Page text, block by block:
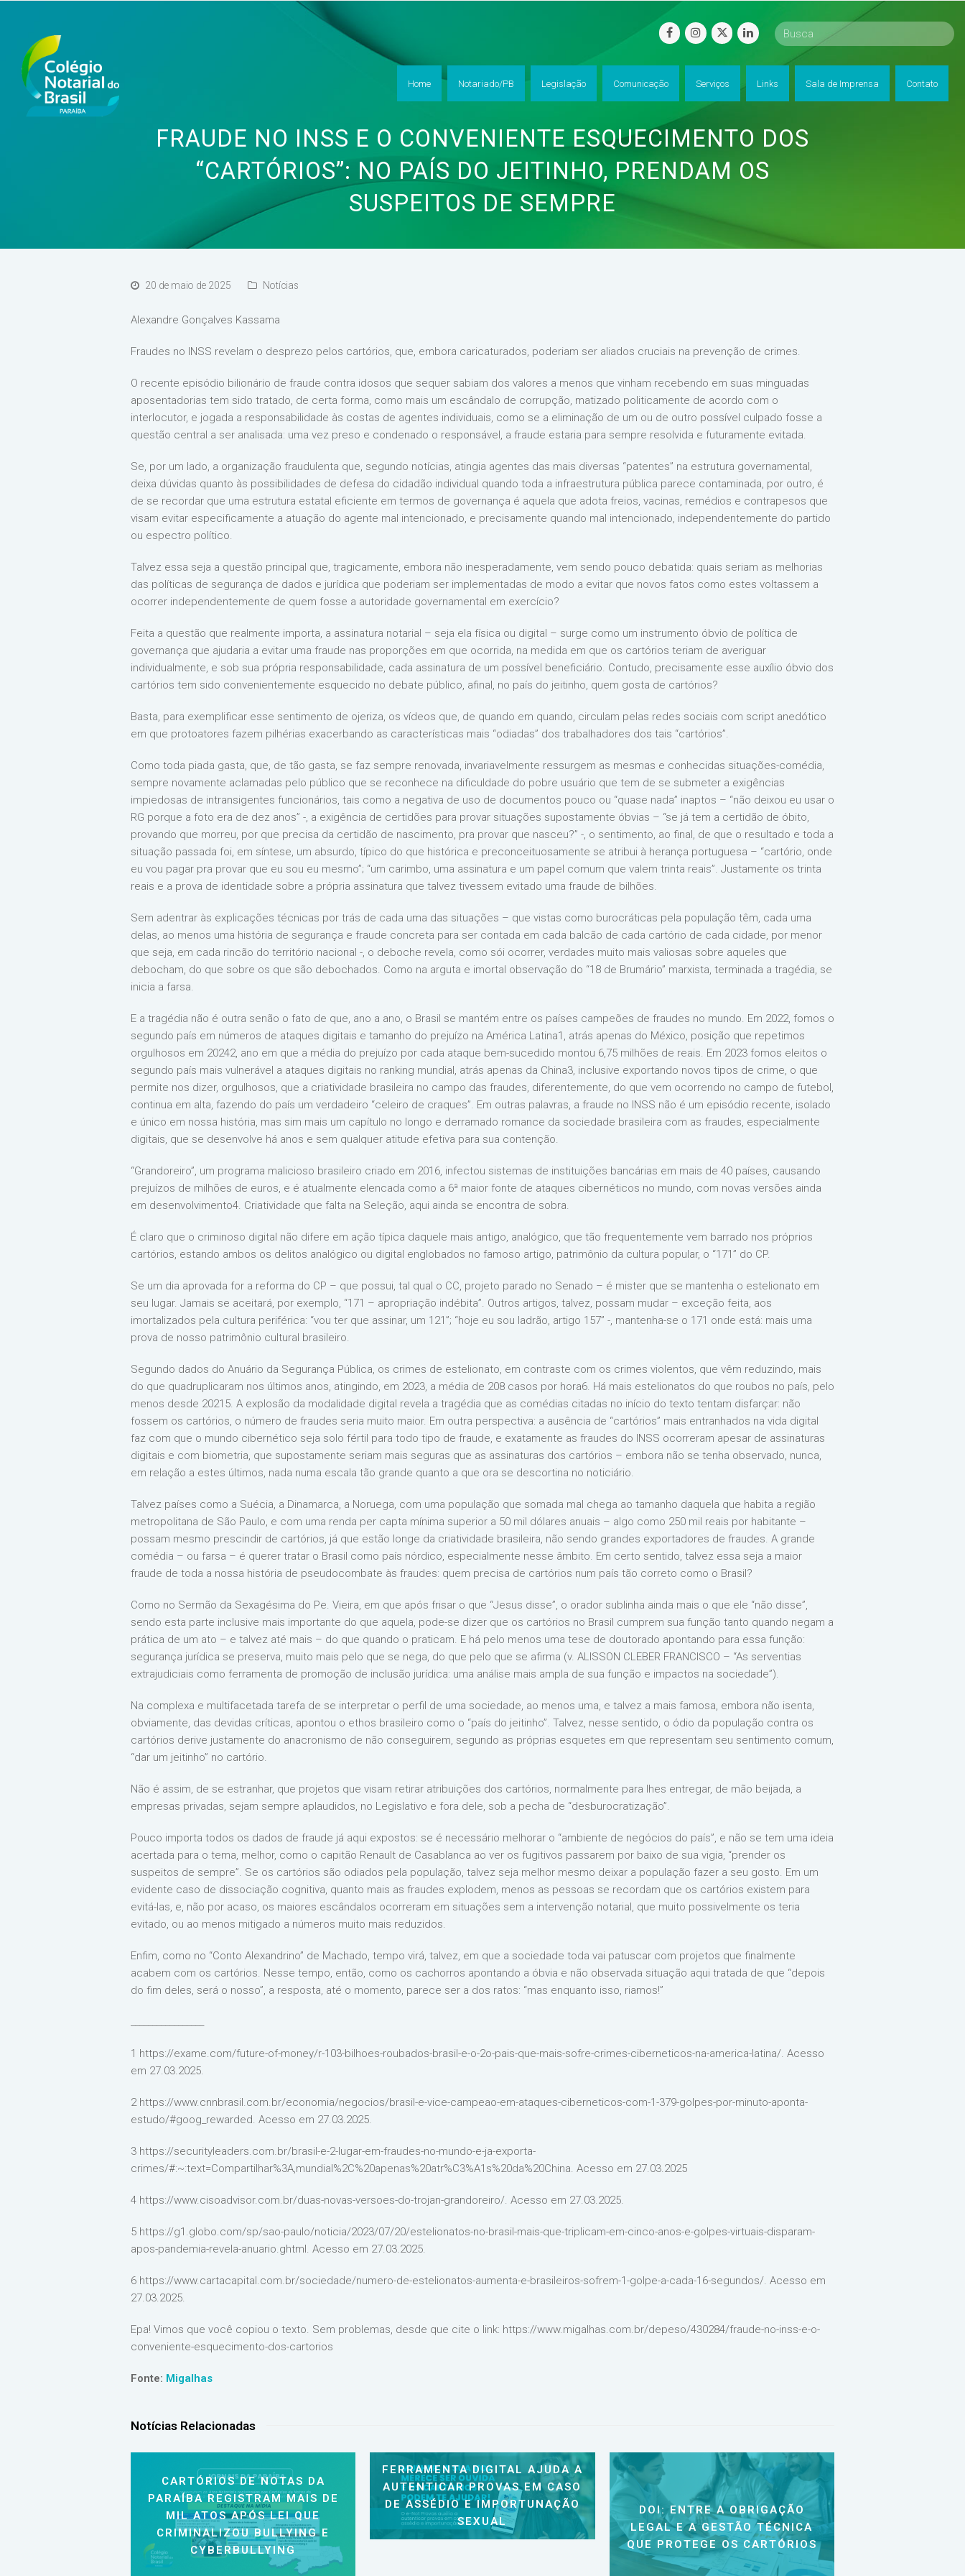
facebookinstagram
twitterlinkedin
Home Notariado/PB Legislação Comunicação Serviços Links Sala de Imprensa Contato
FRAUDE NO INSS E O CONVENIENTE ESQUECIMENTO DOS
“CARTÓRIOS”: NO PAÍS DO JEITINHO, PRENDAM OS
SUSPEITOS DE SEMPRE
20 de maio de 2025 Notícias
Alexandre Gonçalves Kassama
Fraudes no INSS revelam o desprezo pelos cartórios, que, embora caricaturados, poderiam ser aliados cruciais na prevenção de crimes.
O recente episódio bilionário de fraude contra idosos que sequer sabiam dos valores a menos que vinham recebendo em suas minguadas
aposentadorias tem sido tratado, de certa forma, como mais um escândalo de corrupção, matizado politicamente de acordo com o
interlocutor, e jogada a responsabilidade às costas de agentes individuais, como se a eliminação de um ou de outro possível culpado fosse a
questão central a ser analisada: uma vez preso e condenado o responsável, a fraude estaria para sempre resolvida e futuramente evitada.
Se, por um lado, a organização fraudulenta que, segundo notícias, atingia agentes das mais diversas “patentes” na estrutura governamental,
deixa dúvidas quanto às possibilidades de defesa do cidadão individual quando toda a infraestrutura pública parece contaminada, por outro, é
de se recordar que uma estrutura estatal eficiente em termos de governança é aquela que adota freios, vacinas, remédios e contrapesos que
visam evitar especificamente a atuação do agente mal intencionado, e precisamente quando mal intencionado, independentemente do partido
ou espectro político.
Talvez essa seja a questão principal que, tragicamente, embora não inesperadamente, vem sendo pouco debatida: quais seriam as melhorias
das políticas de segurança de dados e jurídica que poderiam ser implementadas de modo a evitar que novos fatos como estes voltassem a
ocorrer independentemente de quem fosse a autoridade governamental em exercício?
Feita a questão que realmente importa, a assinatura notarial – seja ela física ou digital – surge como um instrumento óbvio de política de
governança que ajudaria a evitar uma fraude nas proporções em que ocorrida, na medida em que os cartórios teriam de averiguar
individualmente, e sob sua própria responsabilidade, cada assinatura de um possível beneficiário. Contudo, precisamente esse auxílio óbvio dos
cartórios tem sido convenientemente esquecido no debate público, afinal, no país do jeitinho, quem gosta de cartórios?
Basta, para exemplificar esse sentimento de ojeriza, os vídeos que, de quando em quando, circulam pelas redes sociais com script anedótico
em que protoatores fazem pilhérias exacerbando as características mais “odiadas” dos trabalhadores dos tais “cartórios”.
Como toda piada gasta, que, de tão gasta, se faz sempre renovada, invariavelmente ressurgem as mesmas e conhecidas situações-comédia,
sempre novamente aclamadas pelo público que se reconhece na dificuldade do pobre usuário que tem de se submeter a exigências
impiedosas de intransigentes funcionários, tais como a negativa de uso de documentos pouco ou “quase nada” inaptos – “não deixou eu usar o
RG porque a foto era de dez anos” -, a exigência de certidões para provar situações supostamente óbvias – “se já tem a certidão de óbito,
provando que morreu, por que precisa da certidão de nascimento, pra provar que nasceu?” -, o sentimento, ao final, de que o resultado e toda a
situação passada foi, em síntese, um absurdo, típico do que histórica e preconceituosamente se atribui à herança portuguesa – “cartório, onde
eu vou pagar pra provar que eu sou eu mesmo”; “um carimbo, uma assinatura e um papel comum que valem trinta reais”. Justamente os trinta
reais e a prova de identidade sobre a própria assinatura que talvez tivessem evitado uma fraude de bilhões.
Sem adentrar às explicações técnicas por trás de cada uma das situações – que vistas como burocráticas pela população têm, cada uma
delas, ao menos uma história de segurança e fraude concreta para ser contada em cada balcão de cada cartório de cada cidade, por menor
que seja, em cada rincão do território nacional -, o deboche revela, como sói ocorrer, verdades muito mais valiosas sobre aqueles que
debocham, do que sobre os que são debochados. Como na arguta e imortal observação do “18 de Brumário” marxista, terminada a tragédia, se
inicia a farsa.
E a tragédia não é outra senão o fato de que, ano a ano, o Brasil se mantém entre os países campeões de fraudes no mundo. Em 2022, fomos o
segundo país em números de ataques digitais e tamanho do prejuízo na América Latina1, atrás apenas do México, posição que repetimos
orgulhosos em 20242, ano em que a média do prejuízo por cada ataque bem-sucedido montou 6,75 milhões de reais. Em 2023 fomos eleitos o
segundo país mais vulnerável a ataques digitais no ranking mundial, atrás apenas da China3, inclusive exportando novos tipos de crime, o que
permite nos dizer, orgulhosos, que a criatividade brasileira no campo das fraudes, diferentemente, do que vem ocorrendo no campo de futebol,
continua em alta, fazendo do país um verdadeiro “celeiro de craques”. Em outras palavras, a fraude no INSS não é um episódio recente, isolado
e único em nossa história, mas sim mais um capítulo no longo e derramado romance da sociedade brasileira com as fraudes, especialmente
digitais, que se desenvolve há anos e sem qualquer atitude efetiva para sua contenção.
“Grandoreiro”, um programa malicioso brasileiro criado em 2016, infectou sistemas de instituições bancárias em mais de 40 países, causando
prejuízos de milhões de euros, e é atualmente elencada como a 6ª maior fonte de ataques cibernéticos no mundo, com novas versões ainda
em desenvolvimento4. Criatividade que falta na Seleção, aqui ainda se encontra de sobra.
É claro que o criminoso digital não difere em ação típica daquele mais antigo, analógico, que tão frequentemente vem barrado nos próprios
cartórios, estando ambos os delitos analógico ou digital englobados no famoso artigo, patrimônio da cultura popular, o “171” do CP.
Se um dia aprovada for a reforma do CP – que possui, tal qual o CC, projeto parado no Senado – é mister que se mantenha o estelionato em
seu lugar. Jamais se aceitará, por exemplo, “171 – apropriação indébita”. Outros artigos, talvez, possam mudar – exceção feita, aos
imortalizados pela cultura periférica: “vou ter que assinar, um 121”; “hoje eu sou ladrão, artigo 157” -, mantenha-se o 171 onde está: mais uma
prova de nosso patrimônio cultural brasileiro.
Segundo dados do Anuário da Segurança Pública, os crimes de estelionato, em contraste com os crimes violentos, que vêm reduzindo, mais
do que quadruplicaram nos últimos anos, atingindo, em 2023, a média de 208 casos por hora6. Há mais estelionatos do que roubos no país, pelo
menos desde 20215. A explosão da modalidade digital revela a tragédia que as comédias citadas no início do texto tentam disfarçar: não
fossem os cartórios, o número de fraudes seria muito maior. Em outra perspectiva: a ausência de “cartórios” mais entranhados na vida digital
faz com que o mundo cibernético seja solo fértil para todo tipo de fraude, e exatamente as fraudes do INSS ocorreram apesar de assinaturas
digitais e com biometria, que supostamente seriam mais seguras que as assinaturas dos cartórios – embora não se tenha observado, nunca,
em relação a estes últimos, nada numa escala tão grande quanto a que ora se descortina no noticiário.
Talvez países como a Suécia, a Dinamarca, a Noruega, com uma população que somada mal chega ao tamanho daquela que habita a região
metropolitana de São Paulo, e com uma renda per capta mínima superior a 50 mil dólares anuais – algo como 250 mil reais por habitante –
possam mesmo prescindir de cartórios, já que estão longe da criatividade brasileira, não sendo grandes exportadores de fraudes. A grande
comédia – ou farsa – é querer tratar o Brasil como país nórdico, especialmente nesse âmbito. Em certo sentido, talvez essa seja a maior
fraude de toda a nossa história de pseudocombate às fraudes: quem precisa de cartórios num país tão correto como o Brasil?
Como no Sermão da Sexagésima do Pe. Vieira, em que após frisar o que “Jesus disse”, o orador sublinha ainda mais o que ele “não disse”,
sendo esta parte inclusive mais importante do que aquela, pode-se dizer que os cartórios no Brasil cumprem sua função tanto quando negam a
prática de um ato – e talvez até mais – do que quando o praticam. E há pelo menos uma tese de doutorado apontando para essa função:
segurança jurídica se preserva, muito mais pelo que se nega, do que pelo que se afirma (v. ALISSON CLEBER FRANCISCO – “As serventias
extrajudiciais como ferramenta de promoção de inclusão jurídica: uma análise mais ampla de sua função e impactos na sociedade”).
Na complexa e multifacetada tarefa de se interpretar o perfil de uma sociedade, ao menos uma, e talvez a mais famosa, embora não isenta,
obviamente, das devidas críticas, apontou o ethos brasileiro como o “país do jeitinho”. Talvez, nesse sentido, o ódio da população contra os
cartórios derive justamente do anacronismo de não conseguirem, segundo as próprias esquetes em que representam seu sentimento comum,
“dar um jeitinho” no cartório.
Não é assim, de se estranhar, que projetos que visam retirar atribuições dos cartórios, normalmente para lhes entregar, de mão beijada, a
empresas privadas, sejam sempre aplaudidos, no Legislativo e fora dele, sob a pecha de “desburocratização”.
Pouco importa todos os dados de fraude já aqui expostos: se é necessário melhorar o “ambiente de negócios do país”, e não se tem uma ideia
acertada para o tema, melhor, como o capitão Renault de Casablanca ao ver os fugitivos passarem por baixo de sua vigia, “prender os
suspeitos de sempre”. Se os cartórios são odiados pela população, talvez seja melhor mesmo deixar a população fazer a seu gosto. Em um
evidente caso de dissociação cognitiva, quanto mais as fraudes explodem, menos as pessoas se recordam que os cartórios existem para
evitá-las, e, não por acaso, os maiores escândalos ocorreram em situações sem a intervenção notarial, que muito possivelmente os teria
evitado, ou ao menos mitigado a números muito mais reduzidos.
Enfim, como no “Conto Alexandrino” de Machado, tempo virá, talvez, em que a sociedade toda vai patuscar com projetos que finalmente
acabem com os cartórios. Nesse tempo, então, como os cachorros apontando a óbvia e não observada situação aqui tratada de que “depois
do fim deles, será o nosso”, a resposta, até o momento, parece ser a dos ratos: “mas enquanto isso, riamos!”
1 https://exame.com/future-of-money/r-103-bilhoes-roubados-brasil-e-o-2o-pais-que-mais-sofre-crimes-ciberneticos-na-america-latina/. Acesso
em 27.03.2025.
2 https://www.cnnbrasil.com.br/economia/negocios/brasil-e-vice-campeao-em-ataques-ciberneticos-com-1-379-golpes-por-minuto-aponta-
estudo/#goog_rewarded. Acesso em 27.03.2025.
3 https://securityleaders.com.br/brasil-e-2-lugar-em-fraudes-no-mundo-e-ja-exporta-
crimes/#:~:text=Compartilhar%3A,mundial%2C%20apenas%20atr%C3%A1s%20da%20China. Acesso em 27.03.2025
4 https://www.cisoadvisor.com.br/duas-novas-versoes-do-trojan-grandoreiro/. Acesso em 27.03.2025.
5 https://g1.globo.com/sp/sao-paulo/noticia/2023/07/20/estelionatos-no-brasil-mais-que-triplicam-em-cinco-anos-e-golpes-virtuais-disparam-
apos-pandemia-revela-anuario.ghtml. Acesso em 27.03.2025.
6 https://www.cartacapital.com.br/sociedade/numero-de-estelionatos-aumenta-e-brasileiros-sofrem-1-golpe-a-cada-16-segundos/. Acesso em
27.03.2025.
Epa! Vimos que você copiou o texto. Sem problemas, desde que cite o link: https://www.migalhas.com.br/depeso/430284/fraude-no-inss-e-o-
conveniente-esquecimento-dos-cartorios
Fonte: Migalhas
Notícias Relacionadas
CARTÓRIOS DE NOTAS DA
PARAÍBA REGISTRAM MAIS DE
MIL ATOS APÓS LEI QUE
CRIMINALIZOU BULLYING E
CYBERBULLYING
FERRAMENTA DIGITAL AJUDA A
AUTENTICAR PROVAS EM CASO
DE ASSÉDIO E IMPORTUNAÇÃO
SEXUAL
DOI: ENTRE A OBRIGAÇÃO
LEGAL E A GESTÃO TÉCNICA
QUE PROTEGE OS CARTÓRIOS